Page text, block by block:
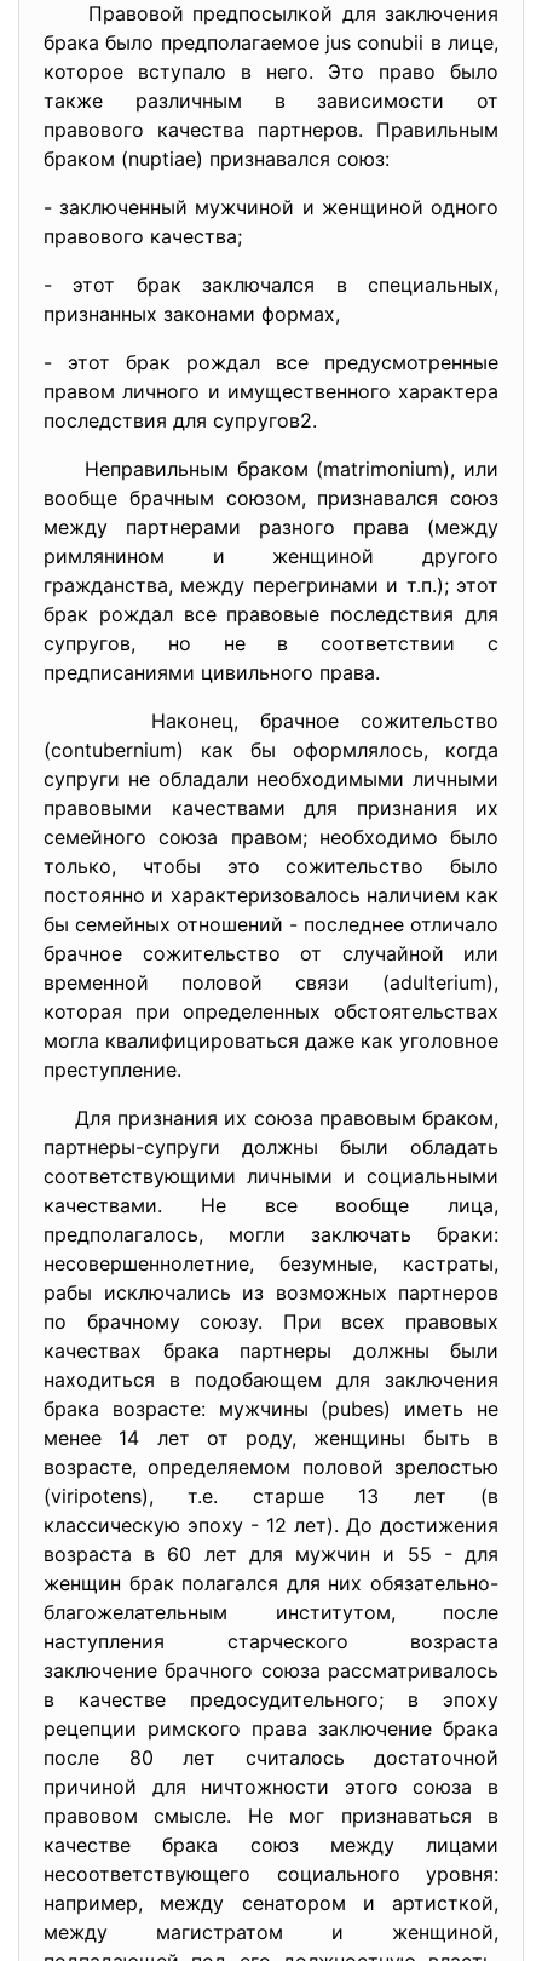
Правовой предпосылкой для заключения
брака было предполагаемое jus conubii в лице,
которое вступало в него. Это право было
также различным в зависимости от
правового качества партнеров. Правильным
браком (nuptiae) признавался союз:
- заключенный мужчиной и женщиной одного
правового качества;
- этот брак заключался в специальных,
признанных законами формах,
- этот брак рождал все предусмотренные
правом личного и имущественного характера
последствия для супругов2.
Неправильным браком (matrimonium), или
вообще брачным союзом, признавался союз
между партнерами разного права (между
римлянином и женщиной другого
гражданства, между перегринами и т.п.); этот
брак рождал все правовые последствия для
супругов, но не в соответствии с
предписаниями цивильного права.
Наконец, брачное сожительство
(contubernium) как бы оформлялось, когда
супруги не обладали необходимыми личными
правовыми качествами для признания их
семейного союза правом; необходимо было
только, чтобы это сожительство было
постоянно и характеризовалось наличием как
бы семейных отношений - последнее отличало
брачное сожительство от случайной или
временной половой связи (adulterium),
которая при определенных обстоятельствах
могла квалифицироваться даже как уголовное
преступление.
Для признания их союза правовым браком,
партнеры-супруги должны были обладать
соответствующими личными и социальными
качествами. Не все вообще лица,
предполагалось, могли заключать браки:
несовершеннолетние, безумные, кастраты,
рабы исключались из возможных партнеров
по брачному союзу. При всех правовых
качествах брака партнеры должны были
находиться в подобающем для заключения
брака возрасте: мужчины (pubes) иметь не
менее 14 лет от роду, женщины быть в
возрасте, определяемом половой зрелостью
(viripotens), т.е. старше 13 лет (в
классическую эпоху - 12 лет). До достижения
возраста в 60 лет для мужчин и 55 - для
женщин брак полагался для них обязательно-
благожелательным институтом, после
наступления старческого возраста
заключение брачного союза рассматривалось
в качестве предосудительного; в эпоху
рецепции римского права заключение брака
после 80 лет считалось достаточной
причиной для ничтожности этого союза в
правовом смысле. Не мог признаваться в
качестве брака союз между лицами
несоответствующего социального уровня:
например, между сенатором и артисткой,
между магистратом и женщиной,